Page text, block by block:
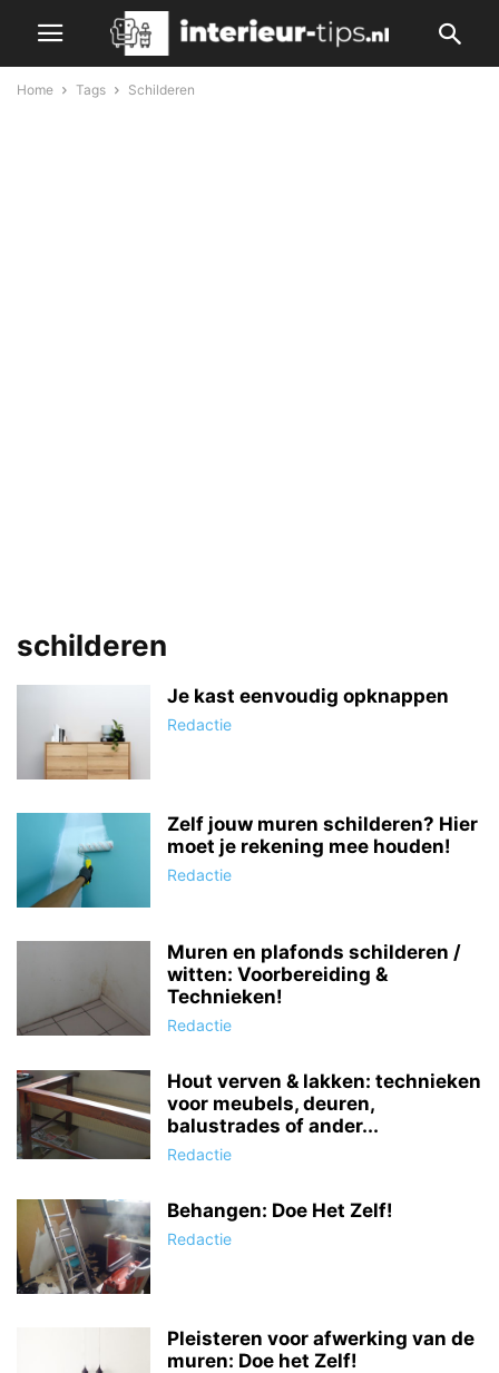
Home Tags Schilderen
schilderen
Je kast eenvoudig opknappen
Redactie
Zelf jouw muren schilderen? Hier
moet je rekening mee houden!
Redactie
Muren en plafonds schilderen /
witten: Voorbereiding &
Technieken!
Redactie
Hout verven & lakken: technieken
voor meubels, deuren,
balustrades of ander...
Redactie
Behangen: Doe Het Zelf!
Redactie
Pleisteren voor afwerking van de
muren: Doe het Zelf!